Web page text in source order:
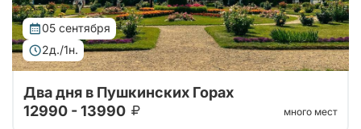
05 сентября
2д./1н.
Два дня в Пушкинских Горах
12990 - 13990
много мест